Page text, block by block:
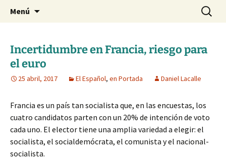
dlacalle.com
Blog de Daniel Lacalle
Menú Buscar:
Incertidumbre en Francia, riesgo para
el euro
25 abril, 2017 El Español, en Portada Daniel Lacalle
Francia es un país tan socialista que, en las encuestas, los
cuatro candidatos parten con un 20% de intención de voto
cada uno. El elector tiene una amplia variedad a elegir: el
socialista, el socialdemócrata, el comunista y el nacional-
socialista.